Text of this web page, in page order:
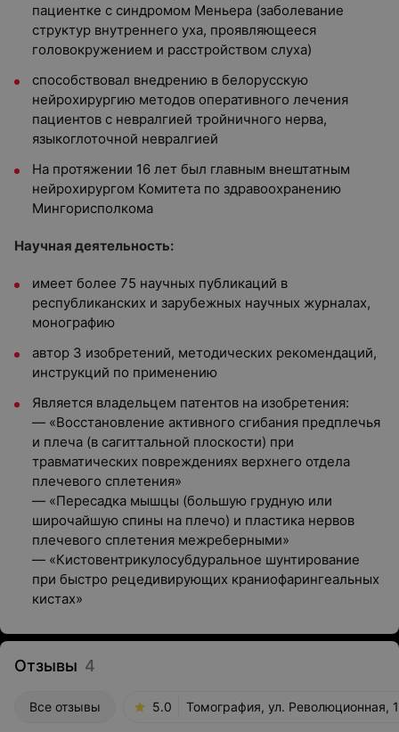
пациентке с синдромом Меньера (заболевание
структур внутреннего уха, проявляющееся
головокружением и расстройством слуха)
способствовал внедрению в белорусскую
нейрохирургию методов оперативного лечения
пациентов с невралгией тройничного нерва,
языкоглоточной невралгией
На протяжении 16 лет был главным внештатным
нейрохирургом Комитета по здравоохранению
Мингорисполкома
Научная деятельность:
имеет более 75 научных публикаций в
республиканских и зарубежных научных журналах,
монографию
автор 3 изобретений, методических рекомендаций,
инструкций по применению
Является владельцем патентов на изобретения:
— «Восстановление активного сгибания предплечья
и плеча (в сагиттальной плоскости) при
травматических повреждениях верхнего отдела
плечевого сплетения»
— «Пересадка мышцы (большую грудную или
широчайшую спины на плечо) и пластика нервов
плечевого сплетения межреберными»
— «Кистовентрикулосубдуральное шунтирование
при быстро рецедивирующих краниофарингеальных
кистах»
Отзывы 4
Все отзывы 5.0 Томография, ул. Революционная,